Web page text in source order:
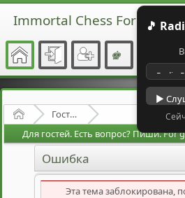
🎵
▶
Immortal Chess Forum
Начало
Гостевой раздел
Ошибка
Эта тема заблокирована,